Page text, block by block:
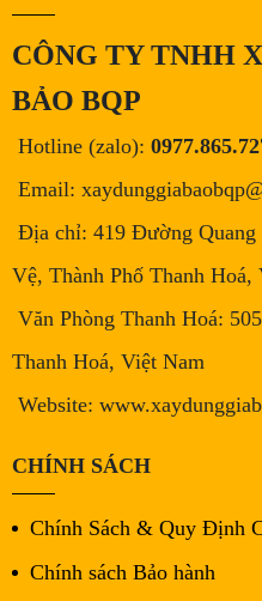
CÔNG TY TNHH
BẢO BQP
Hotline (zalo):
Email:
Địa chỉ: 419 Đường Quang
Vệ, Thành Phố Thanh Hoá,
Văn Phòng Thanh Hoá:
Thanh Hoá, Việt Nam
Website:
CHÍNH SÁCH
Chính Sách & Quy Định
Chính sách Bảo hành